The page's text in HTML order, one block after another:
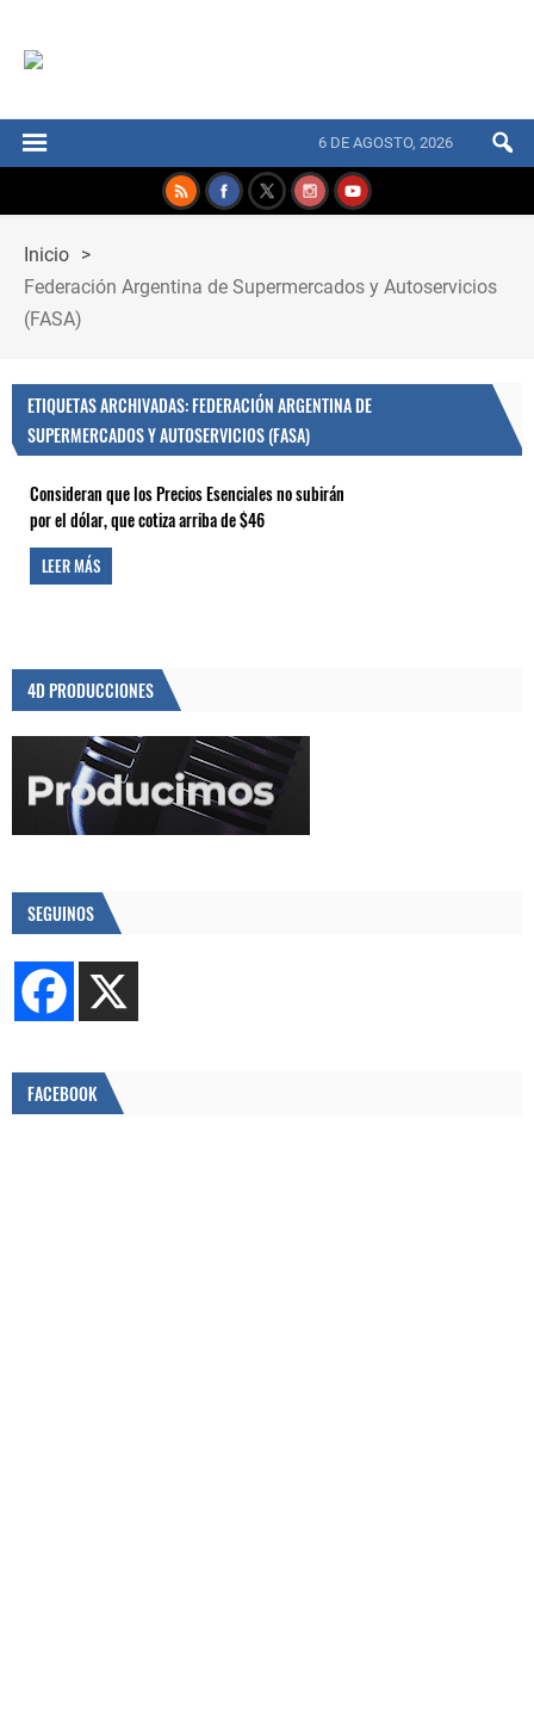
6 DE AGOSTO, 2026
Inicio >
Federación Argentina de Supermercados y Autoservicios
(FASA)
ETIQUETAS ARCHIVADAS: FEDERACIÓN ARGENTINA DE
SUPERMERCADOS Y AUTOSERVICIOS (FASA)
Consideran que los Precios Esenciales no subirán
por el dólar, que cotiza arriba de $46
LEER MÁS
4D PRODUCCIONES
SEGUINOS
FACEBOOK